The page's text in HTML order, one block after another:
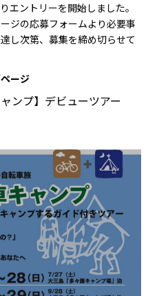
エントリーを開始しました。
ジの応募フォームより必要事
し次第、募集を締め切らせて
ージ
ンプ】デビューツアー